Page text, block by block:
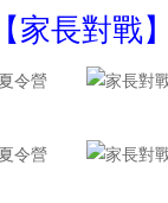
【家長對戰